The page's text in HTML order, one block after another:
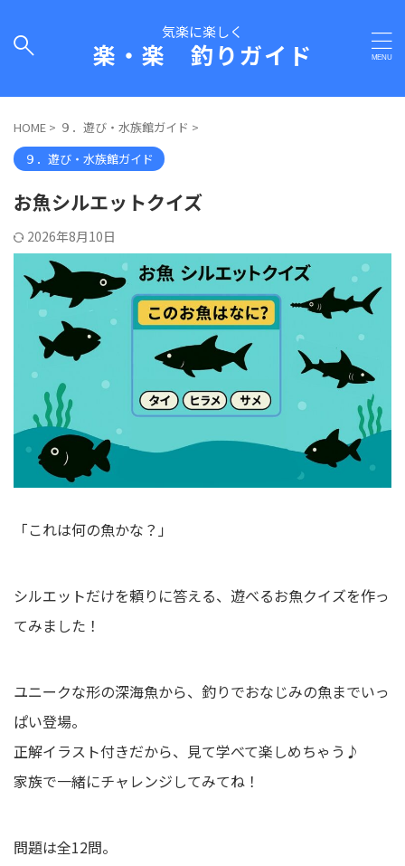
気楽に楽しく
楽・楽 釣りガイド
HOME > ９．遊び・水族館ガイド >
９．遊び・水族館ガイド
お魚シルエットクイズ
2026年8月10日
「これは何の魚かな？」
シルエットだけを頼りに答える、遊べるお魚クイズを作っ
てみました！
ユニークな形の深海魚から、釣りでおなじみの魚までいっ
ぱい登場。
正解イラスト付きだから、見て学べて楽しめちゃう♪
家族で一緒にチャレンジしてみてね！
問題は全12問。